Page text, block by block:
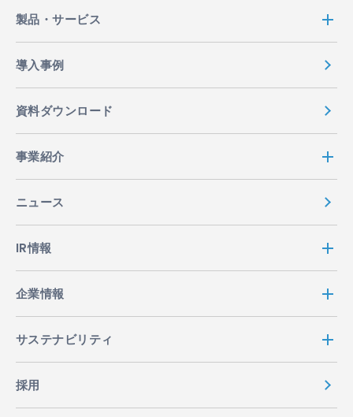
製品・サービス
導入事例
資料ダウンロード
事業紹介
ニュース
IR情報
企業情報
サステナビリティ
採用